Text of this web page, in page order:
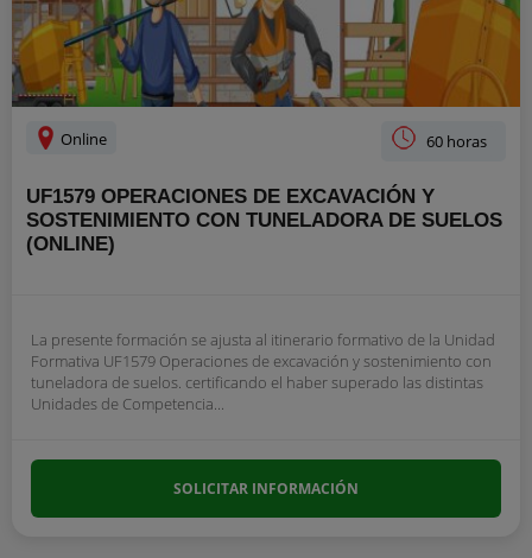
Online 60 horas
UF1579 OPERACIONES DE EXCAVACIÓN Y
SOSTENIMIENTO CON TUNELADORA DE SUELOS
(ONLINE)
La presente formación se ajusta al itinerario formativo de la Unidad
Formativa UF1579 Operaciones de excavación y sostenimiento con
tuneladora de suelos. certificando el haber superado las distintas
Unidades de Competencia...
SOLICITAR INFORMACIÓN